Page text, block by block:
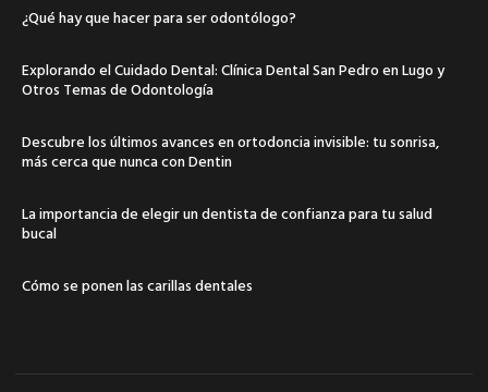
¿Qué hay que hacer para ser odontólogo?
Explorando el Cuidado Dental: Clínica Dental San Pedro en Lugo y
Otros Temas de Odontología
Descubre los últimos avances en ortodoncia invisible: tu sonrisa,
más cerca que nunca con Dentin
La importancia de elegir un dentista de confianza para tu salud
bucal
Cómo se ponen las carillas dentales